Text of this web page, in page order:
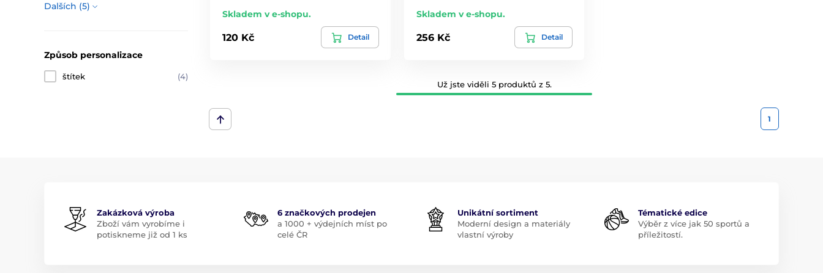
Dalších (5)
Způsob personalizace
štítek (4)
Skladem v e-shopu.
120 Kč Detail
Skladem v e-shopu.
256 Kč Detail
Už jste viděli 5 produktů z 5.
1
Zakázková výroba
Zboží vám vyrobíme i
potiskneme již od 1 ks
6 značkových prodejen
a 1000 + výdejních míst po
celé ČR
Unikátní sortiment
Moderní design a materiály
vlastní výroby
Tématické edice
Výběr z více jak 50 sportů a
příležitostí.